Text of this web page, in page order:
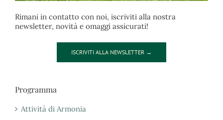
Rimani in contatto con noi, iscriviti alla nostra
newsletter, novità e omaggi assicurati!
ISCRIVITI ALLA NEWSLETTER →
Programma
Attività di Armonia